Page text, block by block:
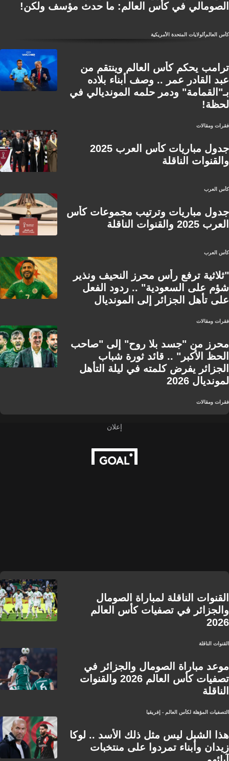
الصومالي في كأس العالم: ما حدث مؤسف ولكن!
كأس العالمالولايات المتحدة الأمريكية
ترامب يحكم كأس العالم وينتقم من
عبد القادر عمر .. وصف أبناء بلاده
بـ"القمامة" ودمر حلمه المونديالي في
لحظة!
فقرات ومقالات
جدول مباريات كأس العرب 2025
والقنوات الناقلة
كأس العرب
جدول مباريات وترتيب مجموعات كأس
العرب 2025 والقنوات الناقلة
كأس العرب
"ثلاثية ترفع رأس محرز النحيف ونذير
شؤم على السعودية" .. ردود الفعل
على تأهل الجزائر إلى المونديال
فقرات ومقالات
محرز من "جسد بلا روح" إلى "صاحب
الحظ الأكبر" .. قائد ثورة شباب
الجزائر يفرض كلمته في ليلة التأهل
لمونديال 2026
فقرات ومقالات
القنوات الناقلة لمباراة الصومال
والجزائر في تصفيات كأس العالم
2026
القنوات الناقلة
موعد مباراة الصومال والجزائر في
تصفيات كأس العالم 2026 والقنوات
الناقلة
التصفيات المؤهلة لكأس العالم - إفريقيا
هذا الشبل ليس مثل ذلك الأسد .. لوكا
زيدان وأبناء تمردوا على منتخبات